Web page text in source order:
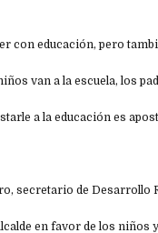
con educación, pero
van a la escuela, los
a la educación es
secretario de Desarrollo
en favor de los niños